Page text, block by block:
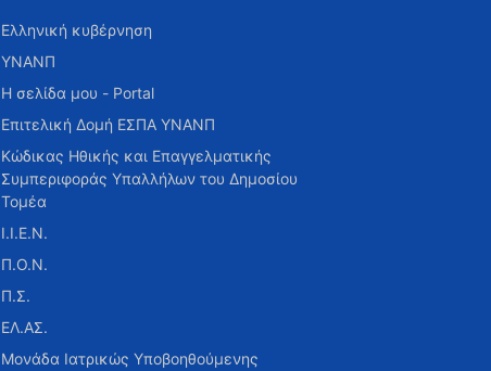
Ελληνική κυβέρνηση
ΥΝΑΝΠ
Η σελίδα μου - Portal
Επιτελική Δομή ΕΣΠΑ ΥΝΑΝΠ
Κώδικας Ηθικής και Επαγγελματικής
Συμπεριφοράς Υπαλλήλων του Δημοσίου
Τομέα
Ι.Ι.Ε.Ν.
Π.Ο.Ν.
Π.Σ.
ΕΛ.ΑΣ.
Μονάδα Ιατρικώς Υποβοηθούμενης